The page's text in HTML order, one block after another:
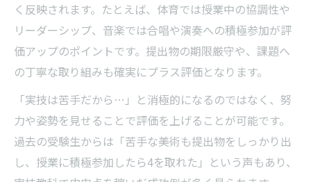
内申点一覧を活用した志望校選びのポイン
ト
内申点計算方法で自分の強みを見える化し
よう
定期テストと内申点のバランスを保つ秘訣
く反映されます。たとえば、体育では授業中の協調性や
リーダーシップ、音楽では合唱や演奏への積極参加が評
価アップのポイントです。提出物の期限厳守や、課題へ
の丁寧な取り組みも確実にプラス評価となります。
「実技は苦手だから…」と消極的になるのではなく、努
力や姿勢を見せることで評価を上げることが可能です。
過去の受験生からは「苦手な美術も提出物をしっかり出
し、授業に積極参加したら4を取れた」という声もあり、